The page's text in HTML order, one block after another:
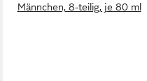
Männchen, 8-teilig, je 80 ml